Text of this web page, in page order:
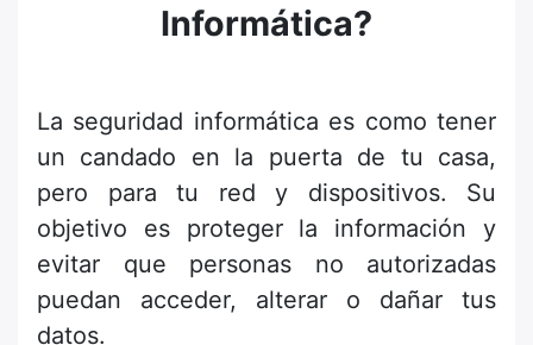
Informática?
La seguridad informática es como tener
un candado en la puerta de tu casa,
pero para tu red y dispositivos. Su
objetivo es proteger la información y
evitar que personas no autorizadas
puedan acceder, alterar o dañar tus
datos.